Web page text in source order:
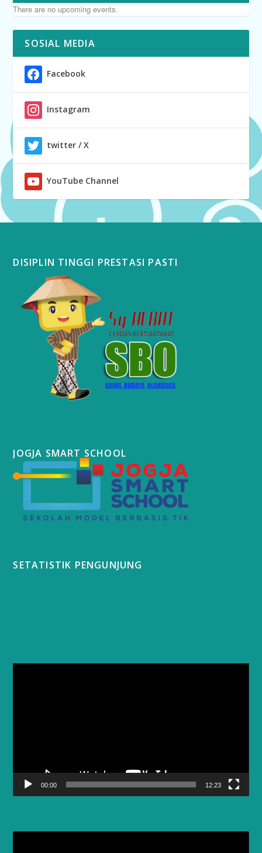
There are no upcoming events.
SOSIAL MEDIA
Facebook
Instagram
twitter / X
YouTube Channel
DISIPLIN TINGGI PRESTASI PASTI
JOGJA SMART SCHOOL
SETATISTIK PENGUNJUNG
00:00 12:23